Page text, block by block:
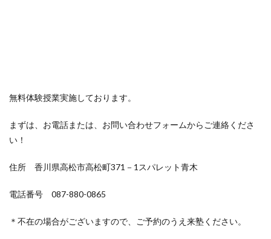
無料体験授業実施しております。
まずは、お電話または、お問い合わせフォームからご連絡くださ
い！
住所 香川県高松市高松町371－1スパレット青木
電話番号 087-880-0865
＊不在の場合がございますので、ご予約のうえ来塾ください。